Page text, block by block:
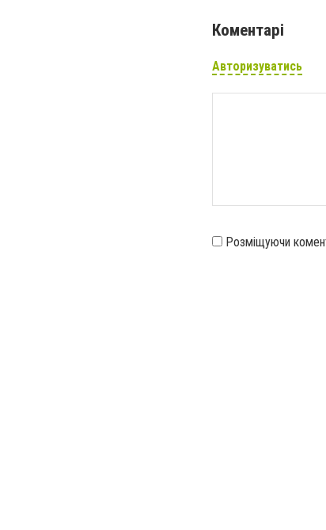
Коментарі
Авторизуватись
Розміщуючи